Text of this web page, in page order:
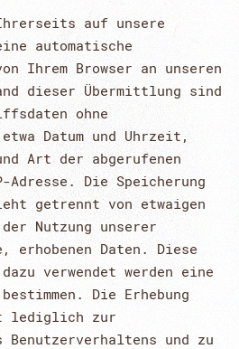
auf unsere
automatische
Ihrem Browser an unseren
dieser Übermittlung sind
ohne
Datum und Uhrzeit,
Art der abgerufenen
Die Speicherung
getrennt von etwaigen
der Nutzung unserer
erhobenen Daten. Diese
verwendet werden eine
Die Erhebung
lediglich zur
und zu